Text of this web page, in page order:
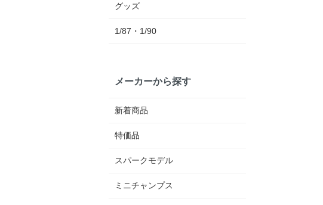
グッズ
1/87・1/90
メーカーから探す
新着商品
特価品
スパークモデル
ミニチャンプス